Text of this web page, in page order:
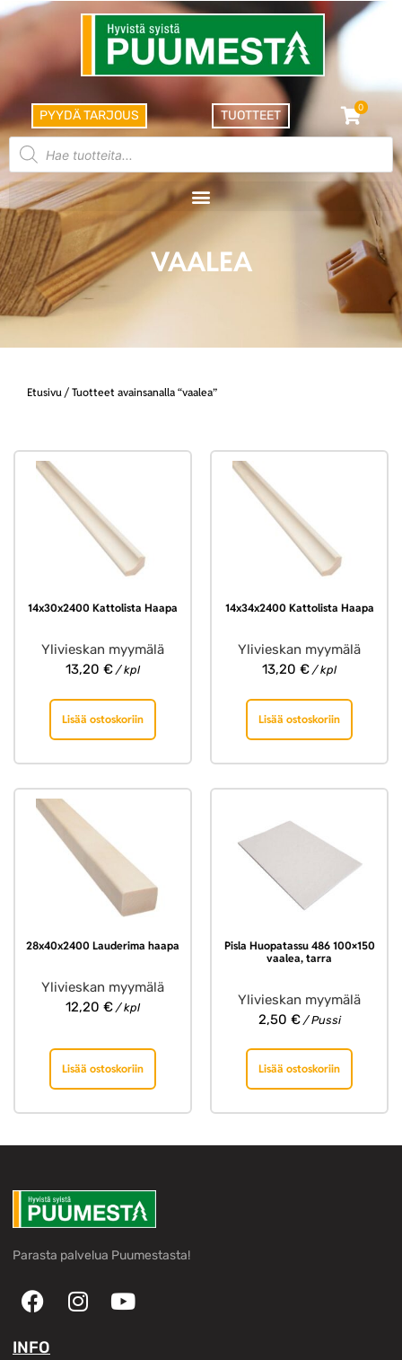
PYYDÄ TARJOUS TUOTTEET
0
VAALEA
Etusivu / Tuotteet avainsanalla “vaalea”
14x30x2400 Kattolista Haapa
Ylivieskan myymälä
13,20 € / kpl
Lisää ostoskoriin
14x34x2400 Kattolista Haapa
Ylivieskan myymälä
13,20 € / kpl
Lisää ostoskoriin
28x40x2400 Lauderima haapa
Ylivieskan myymälä
12,20 € / kpl
Lisää ostoskoriin
Pisla Huopatassu 486 100×150
vaalea, tarra
Ylivieskan myymälä
2,50 €/ Pussi
Lisää ostoskoriin
Parasta palvelua Puumestasta!
INFO